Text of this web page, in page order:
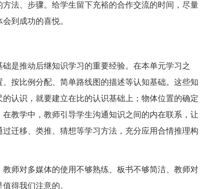
法、步骤。给学生留下充裕的合作交流的时间，尽量
到成功的喜悦。
推动后继知识学习的重要经验。在本单元学习之
按比例分配、简单路线图的描述等认知基础。这些知
认识，就要建立在比的认识基础上；物体位置的确定
教学中，教师引导学生沟通知识之间的内在联系，让
迁移、类推、猜想等学习方法，充分应用合情推理构
对多媒体的使用不够熟练、板书不够简洁、教师对
得我们注意的。